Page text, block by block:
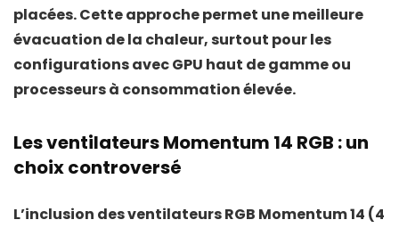
placées. Cette approche permet une meilleure
évacuation de la chaleur, surtout pour les
configurations avec GPU haut de gamme ou
processeurs à consommation élevée.
Les ventilateurs Momentum 14 RGB : un
choix controversé
L’inclusion desventilateurs RGB Momentum 14 (4